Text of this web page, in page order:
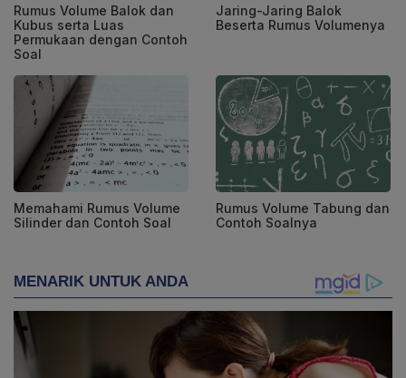
Rumus Volume Balok dan
Kubus serta Luas
Permukaan dengan Contoh
Soal
Jaring-Jaring Balok
Beserta Rumus Volumenya
Memahami Rumus Volume
Silinder dan Contoh Soal
Rumus Volume Tabung dan
Contoh Soalnya